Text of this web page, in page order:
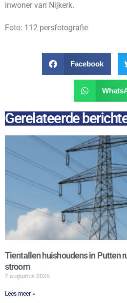
inwoner van Nijkerk.
Foto: 112 persfotografie
Facebook
Gerelateerde
Tientallen huishoudens in Putten
stroom
7 augustus 2026
Lees meer »